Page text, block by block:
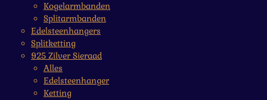
Kogelarmbanden
Splitarmbanden
Edelsteenhangers
Splitketting
925 Zilver Sieraad
Alles
Edelsteenhanger
Ketting